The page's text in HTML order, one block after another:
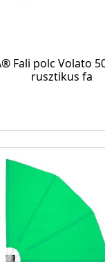
Fali polc Volato
rusztikus fa